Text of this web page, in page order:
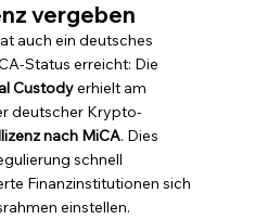
vergeben
auch ein deutsches
Status erreicht: Die
Custody erhielt am
deutscher Krypto-
nach MiCA. Dies
schnell
Finanzinstitutionen sich
einstellen.